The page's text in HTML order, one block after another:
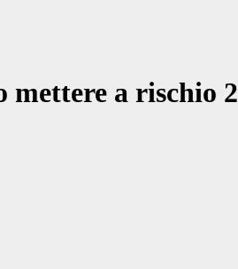
mettere a rischio